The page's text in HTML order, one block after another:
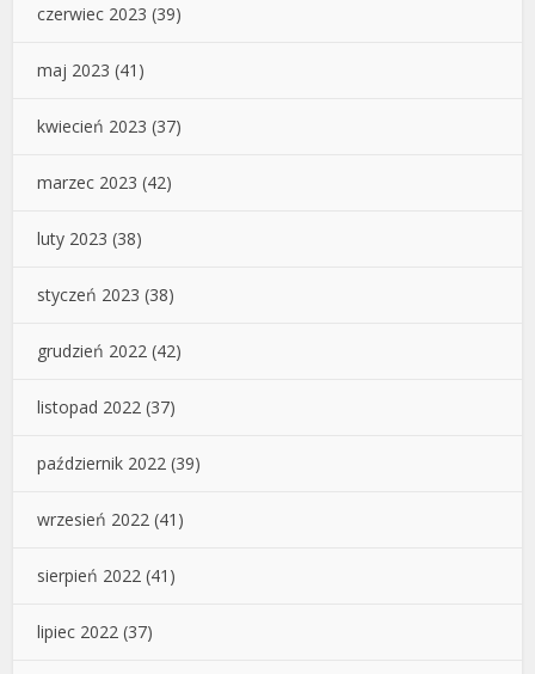
czerwiec 2023 (39)
maj 2023 (41)
kwiecień 2023 (37)
marzec 2023 (42)
luty 2023 (38)
styczeń 2023 (38)
grudzień 2022 (42)
listopad 2022 (37)
październik 2022 (39)
wrzesień 2022 (41)
sierpień 2022 (41)
lipiec 2022 (37)